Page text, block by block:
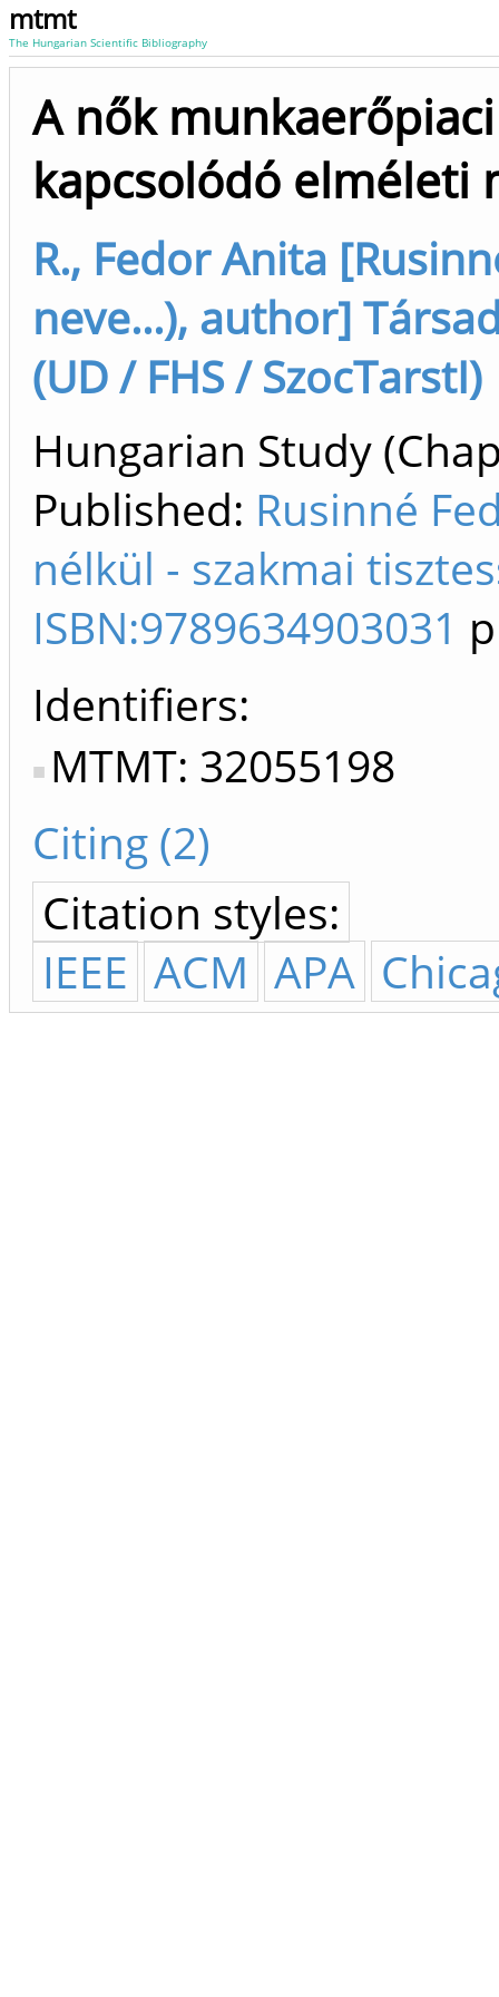
mtmt
The Hungarian Scientific Bibliography
A nők
kapcsolódó elméleti
R., Fedor Anita
neve...), author]
(UD / FHS / SzocTarstI)
Hungarian Study
Published: Rusinné
nélkül - szakmai
ISBN:9789634903031
Identifiers
MTMT: 32055198
Citing (2)
Citation styles:
IEEE ACM APA